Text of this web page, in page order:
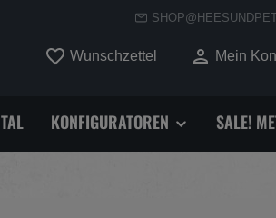
Wunschzettel Du hast 0Mein
KONFIGURATOREN SALE!